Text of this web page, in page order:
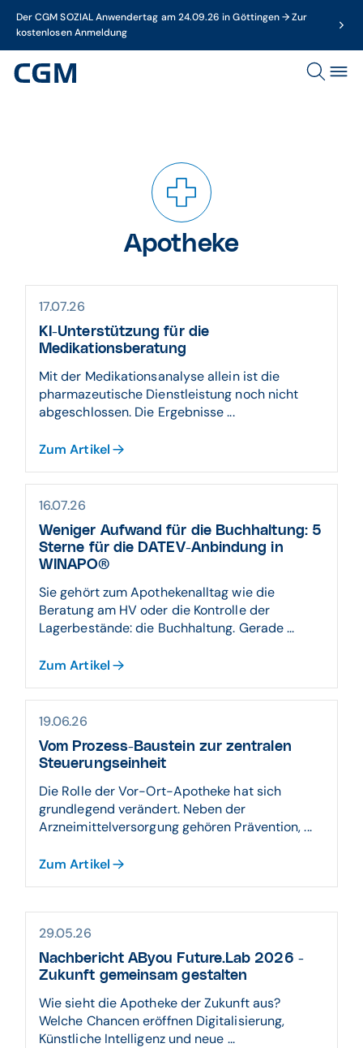
Der CGM SOZIAL Anwendertag am 24.09.26 in Göttingen → Zur
kostenlosen Anmeldung
Apotheke
17.07.26
KI-Unterstützung für die
Medikationsberatung
Mit der Medikationsanalyse allein ist die
pharmazeutische Dienstleistung noch nicht
abgeschlossen. Die Ergebnisse ...
Zum Artikel
16.07.26
Weniger Aufwand für die Buchhaltung: 5
Sterne für die DATEV-Anbindung in
WINAPO®
Sie gehört zum Apothekenalltag wie die
Beratung am HV oder die Kontrolle der
Lagerbestände: die Buchhaltung. Gerade ...
Zum Artikel
19.06.26
Vom Prozess-Baustein zur zentralen
Steuerungseinheit
Die Rolle der Vor-Ort-Apotheke hat sich
grundlegend verändert. Neben der
Arzneimittelversorgung gehören Prävention, ...
Zum Artikel
29.05.26
Nachbericht AByou Future.Lab 2026 -
Zukunft gemeinsam gestalten
Wie sieht die Apotheke der Zukunft aus?
Welche Chancen eröffnen Digitalisierung,
Künstliche Intelligenz und neue ...